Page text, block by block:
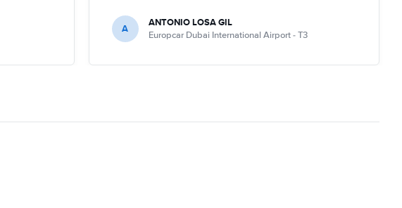
A ANTONIO LOSA GIL
Europcar Dubai International Airport - T3